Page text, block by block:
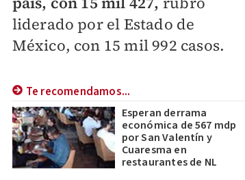
liderado por el Estado de
México, con 15 mil 992 casos.
Te recomendamos...
Esperan derrama
económica de 567 mdp
por San Valentín y
Cuaresma en
restaurantes de NL